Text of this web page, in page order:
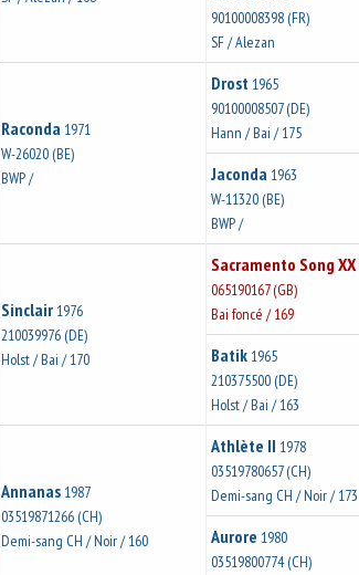
90100008398 (FR)
SF / Alezan
Raconda 1971
W-26020 (BE)
BWP /
Drost 1965
90100008507 (DE)
Hann / Bai / 175
Jaconda 1963
W-11320 (BE)
BWP /
Sinclair 1976
210039976 (DE)
Holst / Bai / 170
Sacramento Song XX
065190167 (GB)
Bai foncé / 169
Batik 1965
210375500 (DE)
Holst / Bai / 163
Annanas 1987
03519871266 (CH)
Demi-sang CH / Noir / 160
Athlète II 1978
03519780657 (CH)
Demi-sang CH / Noir / 173
Aurore 1980
03519800774 (CH)